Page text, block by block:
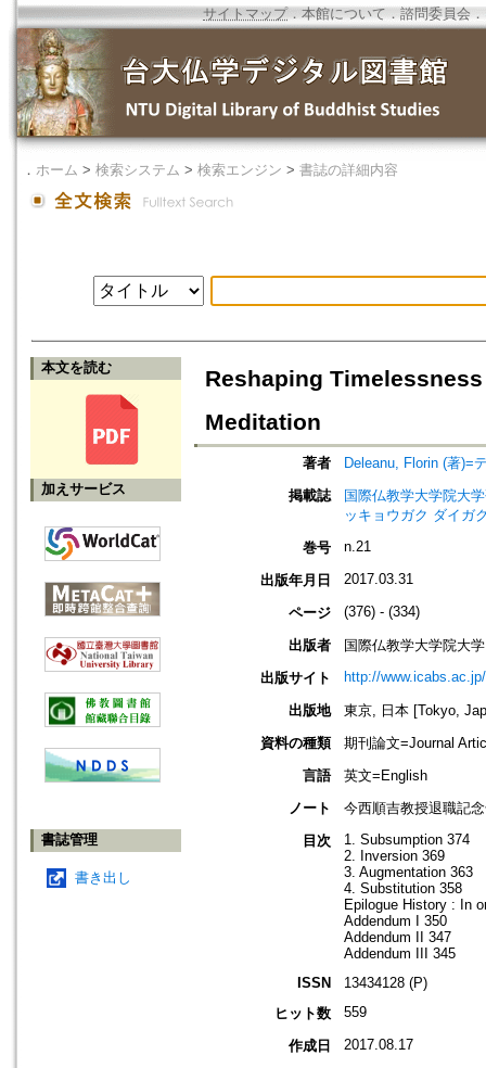
サイトマップ．本館について ． 諮問委員会 ．
． ホーム > 検索システム > 検索エンジン > 書誌の詳細内容
本文を読む
加えサービス
書誌管理
書き出し
Reshaping
Meditation
著者
Deleanu, Florin (著)=
掲載誌
国際仏教学大学院大
ッキョウガク ダイガ
巻号
n.21
出版年月日 2017.03.31
ページ (376) - (334)
出版者
国際仏教学大学院大学
出版サイト
http://www.icabs.ac.jp/
出版地
東京, 日本 [Tokyo,
資料の種類
期刊論文=Journal
言語
英文=English
ノート
今西順吉教授退職記
目次
1. Subsumption 374
2. Inversion 369
3. Augmentation 363
4. Substitution 358
Epilogue History : In
Addendum I 350
Addendum II 347
Addendum III 345
ISSN
13434128 (P)
ヒット数
559
作成日 2017.08.17